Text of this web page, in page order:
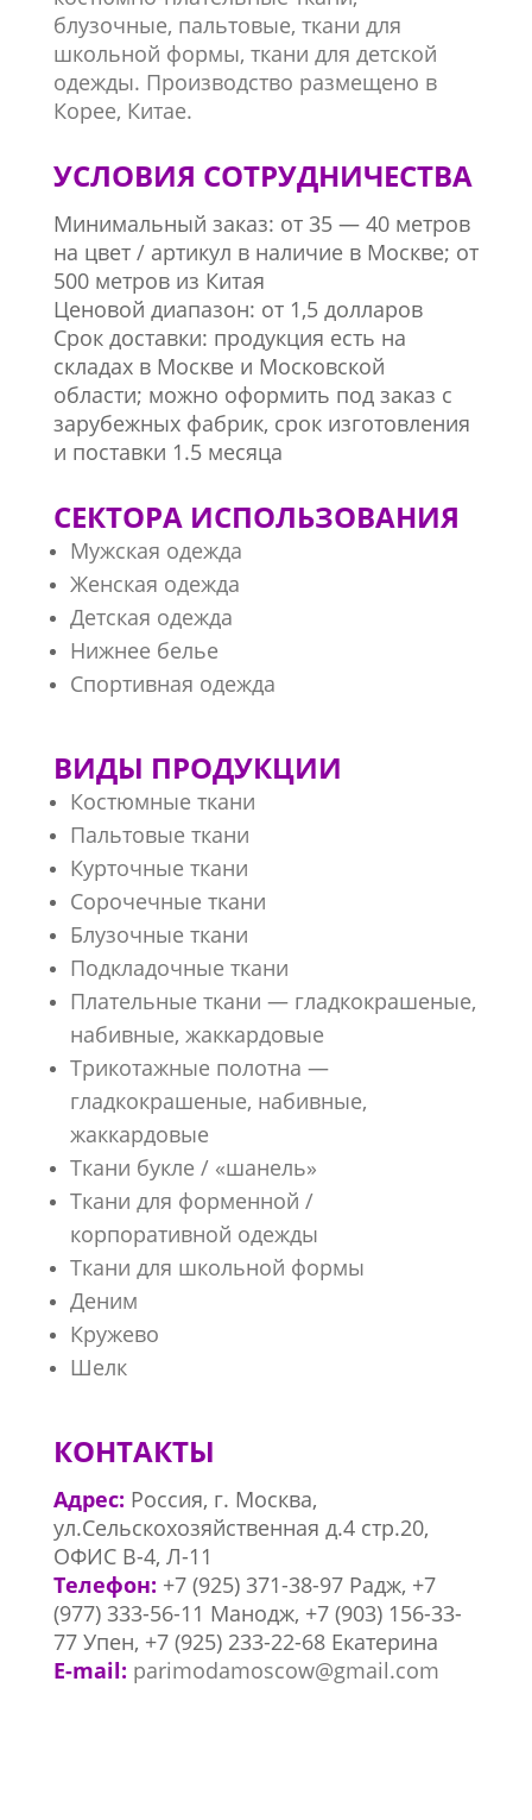
блузочные, пальтовые, ткани для
школьной формы, ткани для детской
одежды. Производство размещено в
Корее, Китае.
УСЛОВИЯ СОТРУДНИЧЕСТВА
Минимальный заказ: от 35 — 40 метров
на цвет / артикул в наличие в Москве; от
500 метров из Китая
Ценовой диапазон: от 1,5 долларов
Срок доставки: продукция есть на
складах в Москве и Московской
области; можно оформить под заказ с
зарубежных фабрик, срок изготовления
и поставки 1.5 месяца
СЕКТОРА ИСПОЛЬЗОВАНИЯ
Мужская одежда
Женская одежда
Детская одежда
Нижнее белье
Спортивная одежда
ВИДЫ ПРОДУКЦИИ
Костюмные ткани
Пальтовые ткани
Курточные ткани
Сорочечные ткани
Блузочные ткани
Подкладочные ткани
Плательные ткани — гладкокрашеные,
набивные, жаккардовые
Трикотажные полотна —
гладкокрашеные, набивные,
жаккардовые
Ткани букле / «шанель»
Ткани для форменной /
корпоративной одежды
Ткани для школьной формы
Деним
Кружево
Шелк
КОНТАКТЫ
Адрес: Россия, г. Москва,
ул.Сельскохозяйственная д.4 стр.20,
ОФИС В-4, Л-11
Телефон: +7 (925) 371-38-97 Радж, +7
(977) 333-56-11 Манодж, +7 (903) 156-33-
77 Упен, +7 (925) 233-22-68 Екатерина
E-mail: parimodamoscow@gmail.com